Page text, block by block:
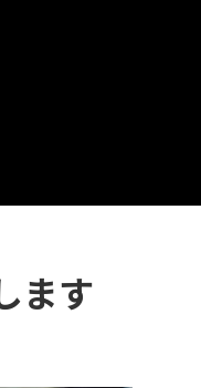
ます